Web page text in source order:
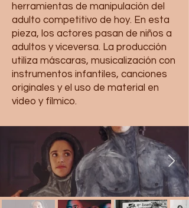
herramientas de manipulación del
adulto competitivo de hoy. En esta
pieza, los actores pasan de niños a
adultos y viceversa. La producción
utiliza máscaras, musicalización con
instrumentos infantiles, canciones
originales y el uso de material en
video y fílmico.